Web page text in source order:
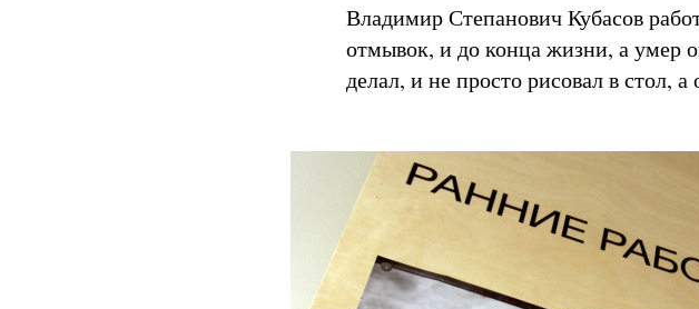
Владимир Степанович Кубасов
отмывок, и до конца жизни, а умер
делал, и не просто рисовал в стол,